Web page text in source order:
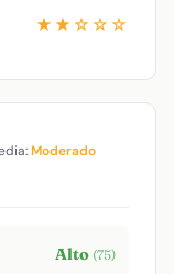
★★☆☆☆
Moderado
Alto (75)